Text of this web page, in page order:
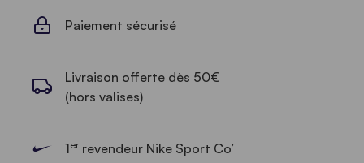
Paiement sécurisé
Livraison offerte dès 50€
(hors valises)
1errevendeur Nike Sport Co’